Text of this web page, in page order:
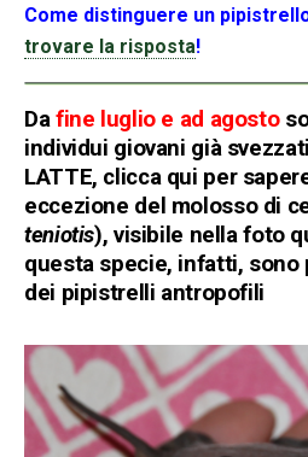
Come distinguere un
trovare la risposta!
Dafine luglio e ad agosto
individui giovani già
LATTE, clicca qui per
eccezione del molosso di
teniotis), visibile nella foto
questa specie, infatti, sono
dei pipistrelli antropofili